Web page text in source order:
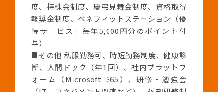
度、持株会制度、慶弔見舞金制度、資格取得
報奨金制度、ベネフィットステーション（優
待サービス＋毎年5,000円分のポイント付
与）
■その他 私服勤務可、時短勤務制度、健康診
断、人間ドック（年1回）、社内プラットフ
ォーム（Microsoft 365）、研修・勉強会